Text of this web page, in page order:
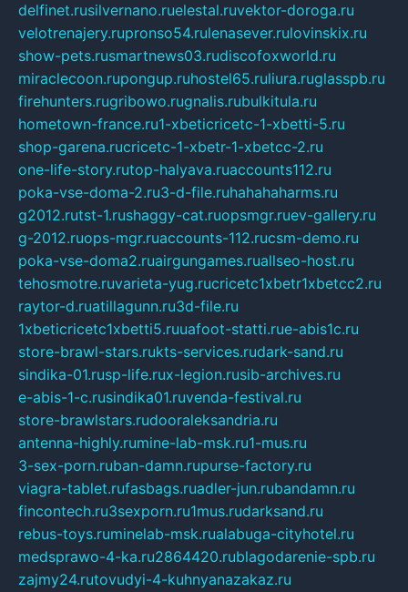
delfinet.rusilvernano.ruelestal.ruvektor-doroga.ru
velotrenajery.rupronso54.rulenasever.rulovinskix.ru
show-pets.rusmartnews03.rudiscofoxworld.ru
miraclecoon.rupongup.ruhostel65.ruliura.ruglasspb.ru
firehunters.rugribowo.rugnalis.rubulkitula.ru
hometown-france.ru1-xbeticricetc-1-xbetti-5.ru
shop-garena.rucricetc-1-xbetr-1-xbetcc-2.ru
one-life-story.rutop-halyava.ruaccounts112.ru
poka-vse-doma-2.ru3-d-file.ruhahahaharms.ru
g2012.rutst-1.rushaggy-cat.ruopsmgr.ruev-gallery.ru
g-2012.ruops-mgr.ruaccounts-112.rucsm-demo.ru
poka-vse-doma2.ruairgungames.ruallseo-host.ru
tehosmotre.ruvarieta-yug.rucricetc1xbetr1xbetcc2.ru
raytor-d.ruatillagunn.ru3d-file.ru
1xbeticricetc1xbetti5.ruuafoot-statti.rue-abis1c.ru
store-brawl-stars.rukts-services.rudark-sand.ru
sindika-01.rusp-life.rux-legion.rusib-archives.ru
e-abis-1-c.rusindika01.ruvenda-festival.ru
store-brawlstars.rudooraleksandria.ru
antenna-highly.rumine-lab-msk.ru1-mus.ru
3-sex-porn.ruban-damn.rupurse-factory.ru
viagra-tablet.rufasbags.ruadler-jun.rubandamn.ru
fincontech.ru3sexporn.ru1mus.rudarksand.ru
rebus-toys.ruminelab-msk.rualabuga-cityhotel.ru
medsprawo-4-ka.ru2864420.rublagodarenie-spb.ru
zajmy24.rutovudyi-4-kuhnyanazakaz.ru